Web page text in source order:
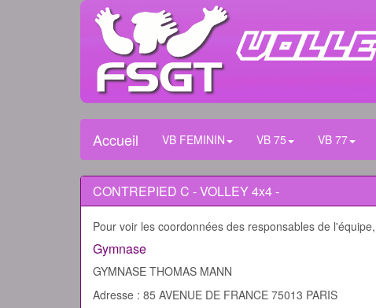
Accueil VB FEMININ VB 75 VB 77
CONTREPIED C - VOLLEY 4x4 -
Pour voir les coordonnées des responsables de
Gymnase
GYMNASE THOMAS MANN
Adresse : 85 AVENUE DE FRANCE 75013 PARIS